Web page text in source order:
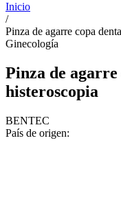
Inicio
/
Pinza de agarre copa
Ginecología
Pinza de
histeroscopia
BENTEC
País de origen: